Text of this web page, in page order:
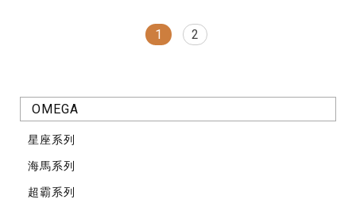
OMEGA
星座系列
海馬系列
超霸系列
1 2